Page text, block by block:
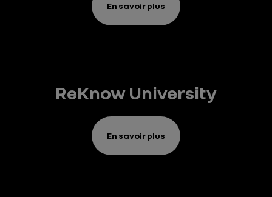
En savoir plus
ReKnow University
En savoir plus